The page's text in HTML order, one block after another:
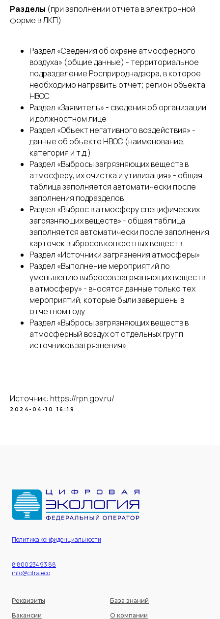
Разделы (при заполнении отчета в электронной
форме в ЛКП)
Раздел «Сведения об охране атмосферного
воздуха» (общие данные) - территориальное
подразделение Росприроднадзора, в которое
необходимо направить отчет; регион объекта
НВОС
Раздел «Заявитель» - сведения об организации
и должностном лице
Раздел «Объект негативного воздействия» -
данные об объекте НВОС (наименование,
категория и т.д.)
Раздел «Выбросы загрязняющих веществ в
атмосферу, их очистка и утилизация» - общая
таблица заполняется автоматически после
заполнения подразделов
Раздел «Выброс в атмосферу специфических
загрязняющих веществ» - общая таблица
заполняется автоматически после заполнения
карточек выбросов конкретных веществ
Раздел «Источники загрязнения атмосферы»
Раздел «Выполнение мероприятий по
уменьшению выбросов загрязняющих веществ
в атмосферу» - вносятся данные только тех
мероприятий, которые были завершены в
отчетном году
Раздел «Выбросы загрязняющих веществ в
атмосферный воздух от отдельных групп
источников загрязнения»
Источник: https://rpn.gov.ru/
2024-04-10 16:19
Политика конфиденциальности
8 800 234 93 88
info@cifra.eco
Реквизиты
Вакансии
База знаний
О компании